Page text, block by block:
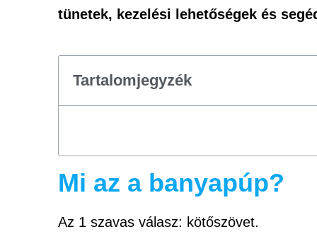
tünetek, kezelési lehetőségek és
Tartalomjegyzék
Mi az a banyapúp?
Az 1 szavas válasz: kötőszövet.